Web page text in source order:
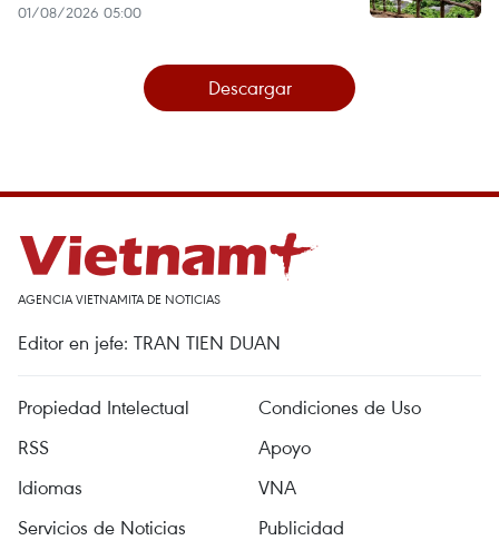
01/08/2026 05:00
Descargar
AGENCIA VIETNAMITA DE NOTICIAS
Editor en jefe: TRAN TIEN DUAN
Propiedad Intelectual
Condiciones de Uso
RSS
Apoyo
Idiomas
VNA
Servicios de Noticias
Publicidad